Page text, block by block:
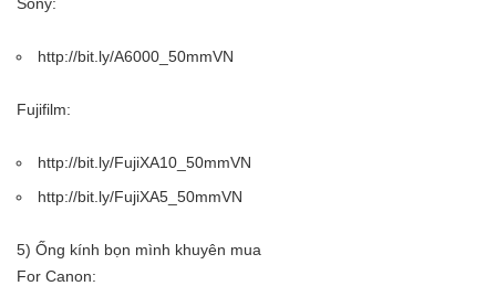
http://bit.ly/A6000_50mmVN
Fujifilm:
http://bit.ly/FujiXA10_50mmVN
http://bit.ly/FujiXA5_50mmVN
5) Ống kính bọn mình khuyên mua
For Canon: